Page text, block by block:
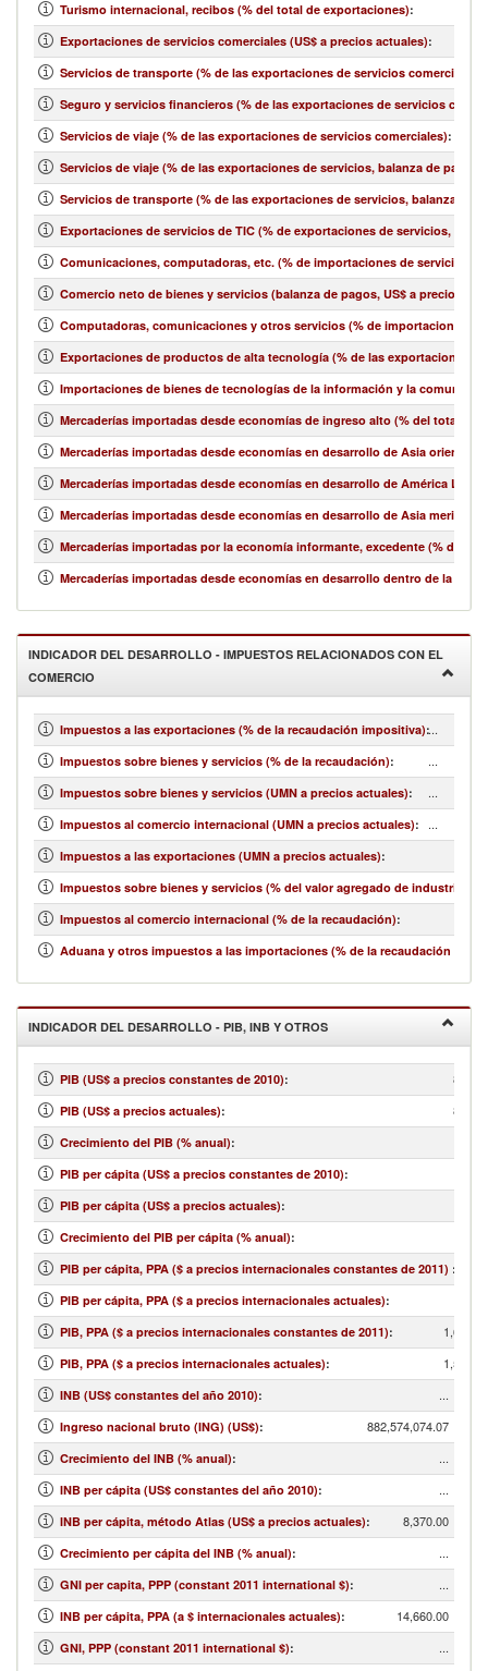
Turismo internacional, recibos (% del total de exportaciones):
Exportaciones de servicios comerciales (US$ a precios actuales):
Servicios de transporte (% de las exportaciones de servicios comerciales)
Seguro y servicios financieros (% de las exportaciones de servicios
Servicios de viaje (% de las exportaciones de servicios comerciales):
Servicios de viaje (% de las exportaciones de servicios, balanza de pagos)
Servicios de transporte (% de las exportaciones de servicios, balanza de
Exportaciones de servicios de TIC (% de exportaciones de servicios,
Comunicaciones, computadoras, etc. (% de importaciones de servicios,
Comercio neto de bienes y servicios (balanza de pagos, US$ a precios
Computadoras, comunicaciones y otros servicios (% de importaciones
Exportaciones de productos de alta tecnología (% de las exportaciones
Importaciones de bienes de tecnologías de la información y la
Mercaderías importadas desde economías de ingreso alto (% del total de
Mercaderías importadas desde economías en desarrollo de Asia oriental
Mercaderías importadas desde economías en desarrollo de América
Mercaderías importadas desde economías en desarrollo de Asia
Mercaderías importadas por la economía informante, excedente (% del
Mercaderías importadas desde economías en desarrollo dentro de la
INDICADOR DEL DESARROLLO - IMPUESTOS RELACIONADOS CON EL
COMERCIO
Impuestos a las exportaciones (% de la recaudación impositiva):...
Impuestos sobre bienes y servicios (% de la recaudación): ...
Impuestos sobre bienes y servicios (UMN a precios actuales): ...
Impuestos al comercio internacional (UMN a precios actuales): ...
Impuestos a las exportaciones (UMN a precios actuales):
Impuestos sobre bienes y servicios (% del valor agregado de industria y
Impuestos al comercio internacional (% de la recaudación):
Aduana y otros impuestos a las importaciones (% de la recaudación
INDICADOR DEL DESARROLLO - PIB, INB Y OTROS
PIB (US$ a precios constantes de 2010):
PIB (US$ a precios actuales):
Crecimiento del PIB (% anual):
PIB per cápita (US$ a precios constantes de 2010):
PIB per cápita (US$ a precios actuales):
Crecimiento del PIB per cápita (% anual):
PIB per cápita, PPA ($ a precios internacionales constantes de 2011) :
PIB per cápita, PPA ($ a precios internacionales actuales):
PIB, PPA ($ a precios internacionales constantes de 2011):
PIB, PPA ($ a precios internacionales actuales):
INB (US$ constantes del año 2010): ...
Ingreso nacional bruto (ING) (US$): 882,574,074.07
Crecimiento del INB (% anual): ...
INB per cápita (US$ constantes del año 2010): ...
INB per cápita, método Atlas (US$ a precios actuales): 8,370.00
Crecimiento per cápita del INB (% anual): ...
GNI per capita, PPP (constant 2011 international $): ...
INB per cápita, PPA (a $ internacionales actuales): 14,660.00
GNI, PPP (constant 2011 international $):
...